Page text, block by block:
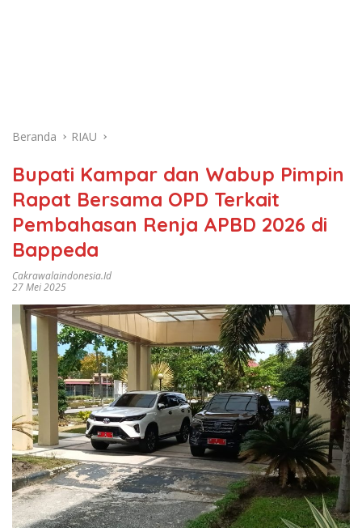
Beranda RIAU
Bupati Kampar dan Wabup Pimpin
Rapat Bersama OPD Terkait
Pembahasan Renja APBD 2026 di
Bappeda
Cakrawalaindonesia.id
27 Mei 2025